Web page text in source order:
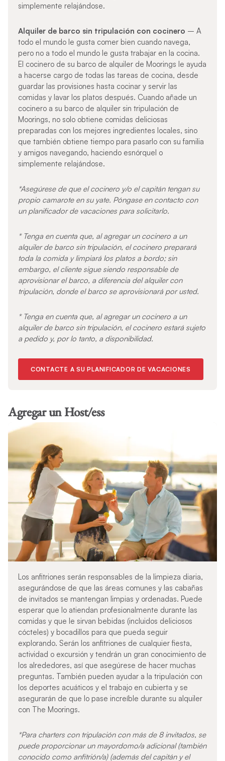
simplemente relajándose.
Alquiler de barco sin tripulación con cocinero – A
todo el mundo le gusta comer bien cuando navega,
pero no a todo el mundo le gusta trabajar en la cocina.
El cocinero de su barco de alquiler de Moorings le ayuda
a hacerse cargo de todas las tareas de cocina, desde
guardar las provisiones hasta cocinar y servir las
comidas y lavar los platos después. Cuando añade un
cocinero a su barco de alquiler sin tripulación de
Moorings, no solo obtiene comidas deliciosas
preparadas con los mejores ingredientes locales, sino
que también obtiene tiempo para pasarlo con su familia
y amigos navegando, haciendo esnórquel o
simplemente relajándose.
*Asegúrese de que el cocinero y/o el capitán tengan su
propio camarote en su yate. Póngase en contacto con
un planificador de vacaciones para solicitarlo.
* Tenga en cuenta que, al agregar un cocinero a un
alquiler de barco sin tripulación, el cocinero preparará
toda la comida y limpiará los platos a bordo; sin
embargo, el cliente sigue siendo responsable de
aprovisionar el barco, a diferencia del alquiler con
tripulación, donde el barco se aprovisionará por usted.
* Tenga en cuenta que, al agregar un cocinero a un
alquiler de barco sin tripulación, el cocinero estará sujeto
a pedido y, por lo tanto, a disponibilidad.
CONTACTE A SU PLANIFICADOR DE VACACIONES
Agregar un Host/ess
Los anfitriones serán responsables de la limpieza diaria,
asegurándose de que las áreas comunes y las cabañas
de invitados se mantengan limpias y ordenadas. Puede
esperar que lo atiendan profesionalmente durante las
comidas y que le sirvan bebidas (incluidos deliciosos
cócteles) y bocadillos para que pueda seguir
explorando. Serán los anfitriones de cualquier fiesta,
actividad o excursión y tendrán un gran conocimiento de
los alrededores, así que asegúrese de hacer muchas
preguntas. También pueden ayudar a la tripulación con
los deportes acuáticos y el trabajo en cubierta y se
asegurarán de que lo pase increíble durante su alquiler
con The Moorings.
*Para charters con tripulación con más de 8 invitados, se
puede proporcionar un mayordomo/a adicional (también
conocido como anfitrión/a) (además del capitán y el